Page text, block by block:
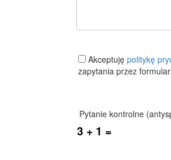
Akceptuję politykę
zapytania przez
Pytanie kontrolne
3 + 1 =